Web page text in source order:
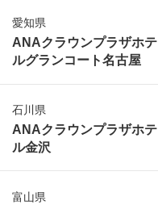
愛知県
ANAクラウンプラザホテ
ルグランコート名古屋
石川県
ANAクラウンプラザホテ
ル金沢
富山県